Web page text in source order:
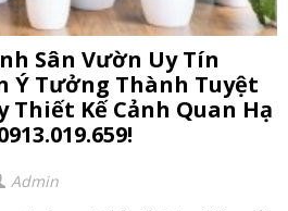
Sân Vườn Uy Tín
Ý Tưởng Thành Tuyệt
Thiết Kế Cảnh Quan Hạ
Admin